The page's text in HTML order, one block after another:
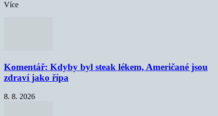
Více
Komentář: Kdyby byl steak lékem, Američané jsou
zdraví jako řípa
8. 8. 2026